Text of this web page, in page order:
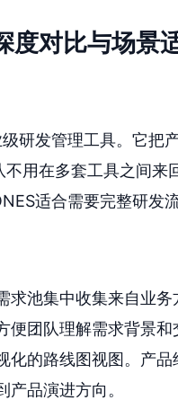
度对比与场景
研发管理工具。它把
用在多套工具之间
适合需要完整研发
求池集中收集来自业
团队理解需求背景和
化的路线图视图。产
品演进方向。